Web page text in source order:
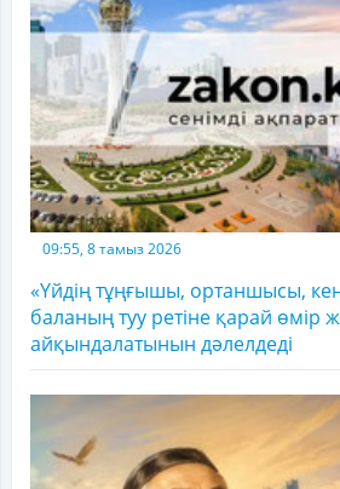
09:55, 8 тамыз 2026
«Үйдің тұңғышы, ортаншысы,
баланың туу ретіне қарай өмір
айқындалатынын дәлелдеді